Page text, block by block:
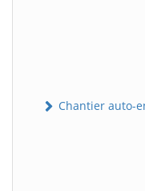
Chantier auto-